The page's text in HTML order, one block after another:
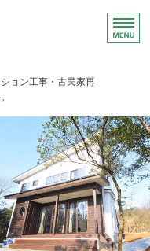
ョン工事・古民家再